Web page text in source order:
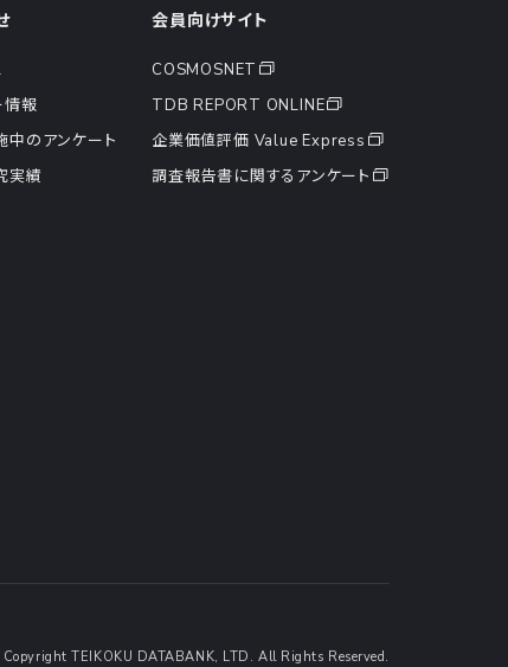
情報
中のアンケート
実績
会員向けサイト
COSMOSNET
TDB REPORT ONLINE
企業価値評価 Value Express
調査報告書に関するアンケート
Copyright TEIKOKU DATABANK, LTD. All Rights Reserved.